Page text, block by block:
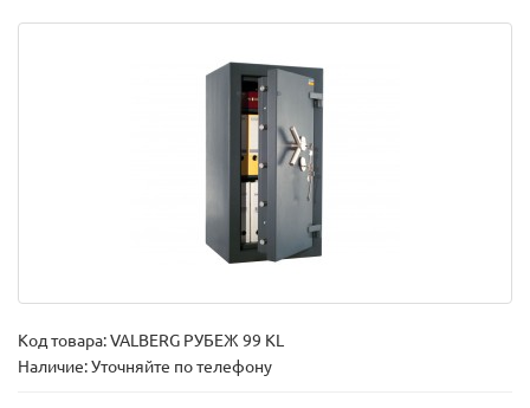
Код товара:VALBERG РУБЕЖ 99 KL
Наличие: Уточняйте по телефону